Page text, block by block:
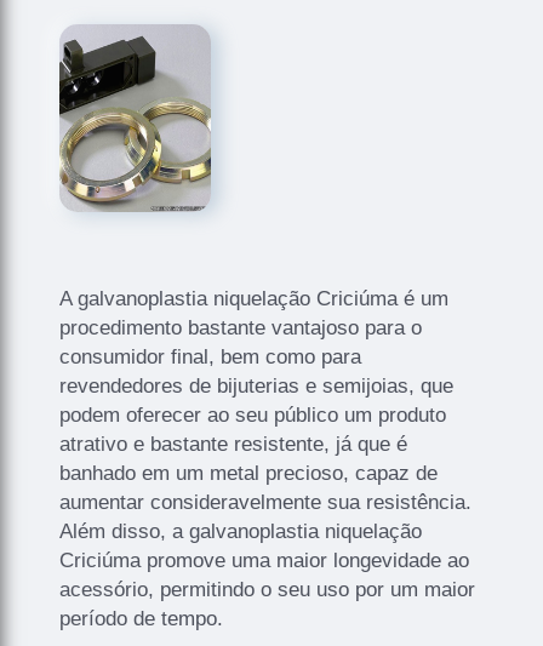
A galvanoplastia niquelação Criciúma é um
procedimento bastante vantajoso para o
consumidor final, bem como para
revendedores de bijuterias e semijoias, que
podem oferecer ao seu público um produto
atrativo e bastante resistente, já que é
banhado em um metal precioso, capaz de
aumentar consideravelmente sua resistência.
Além disso, a galvanoplastia niquelação
Criciúma promove uma maior longevidade ao
acessório, permitindo o seu uso por um maior
período de tempo.